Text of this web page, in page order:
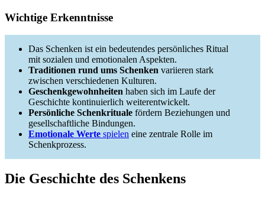
Wichtige Erkenntnisse
Das Schenken ist ein bedeutendes persönliches Ritual
mit sozialen und emotionalen Aspekten.
Traditionen rund ums Schenken variieren stark
zwischen verschiedenen Kulturen.
Geschenkgewohnheiten haben sich im Laufe der
Geschichte kontinuierlich weiterentwickelt.
Persönliche Schenkrituale fördern Beziehungen und
gesellschaftliche Bindungen.
Emotionale Werte spielen eine zentrale Rolle im
Schenkprozess.
Die Geschichte des Schenkens